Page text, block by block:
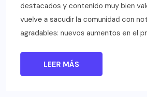
destacados y contenido muy bien
vuelve a sacudir la comunidad con
agradables: nuevos aumentos en el
LEER MÁS